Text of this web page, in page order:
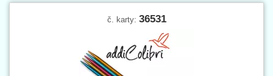
č. karty: 36531